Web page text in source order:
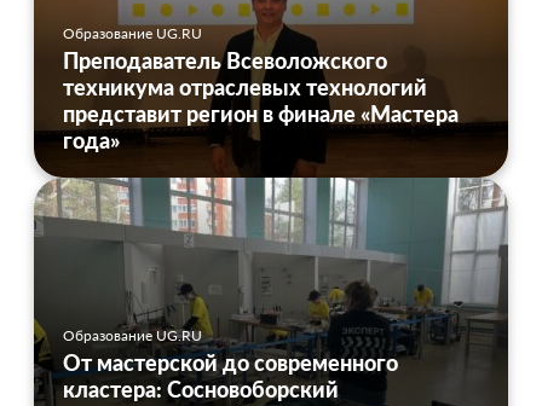
Образование UG.RU
Преподаватель Всеволожского
техникума отраслевых технологий
представит регион в финале «Мастера
года»
Образование UG.RU
От мастерской до современного
кластера: Сосновоборский